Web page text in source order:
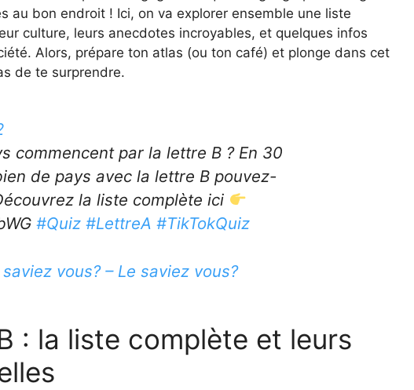
au bon endroit ! Ici, on va explorer ensemble une liste
culture, leurs anecdotes incroyables, et quelques infos
Alors, prépare ton atlas (ou ton café) et plonge dans cet
de te surprendre.
commencent par la lettre B ? En 30
de pays avec la lettre B pouvez-
la liste complète ici
#Quiz #LettreA #TikTokQuiz
vous? – Le saviez vous?
: la liste complète et leurs